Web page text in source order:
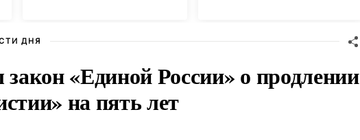
ДНЯ
«Единой России» о продлении
на пять лет